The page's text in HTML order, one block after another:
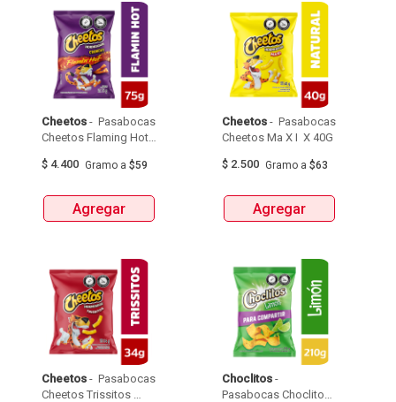
Cheetos - Pasabocas
Cheetos Flaming Hot
$ 4.400 Gramo a $59
Agregar
Cheetos - Pasabocas
$ 2.500 Gramo a $63
Agregar
Cheetos - Pasabocas
Cheetos Trissitos
Choclitos -
Pasabocas Choclitos